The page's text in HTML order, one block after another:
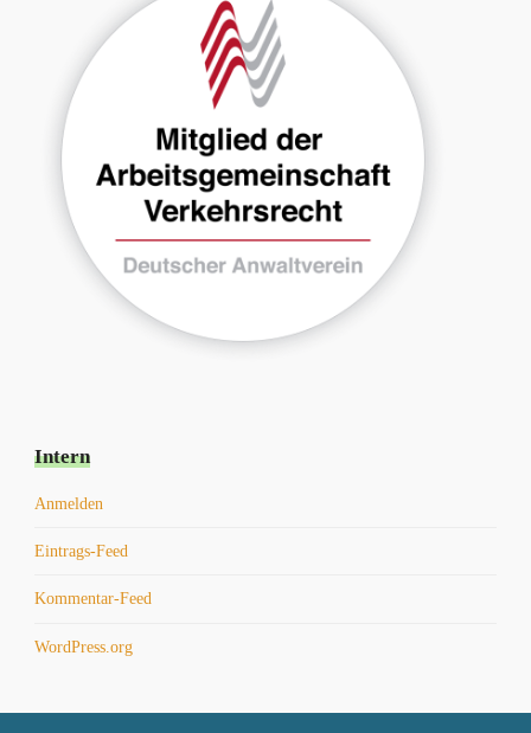
Intern
Anmelden
Eintrags-Feed
Kommentar-Feed
WordPress.org